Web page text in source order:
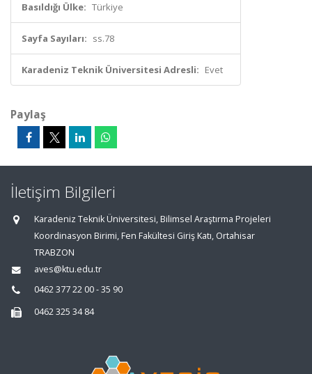
Basıldığı Ülke: Türkiye
Sayfa Sayıları: ss.78
Karadeniz Teknik Üniversitesi Adresli: Evet
Paylaş
İletişim Bilgileri
Karadeniz Teknik Üniversitesi, Bilimsel Araştırma Projeleri
Koordinasyon Birimi, Fen Fakültesi Giriş Katı, Ortahisar
TRABZON
aves@ktu.edu.tr
0462 377 22 00 - 35 90
0462 325 34 84